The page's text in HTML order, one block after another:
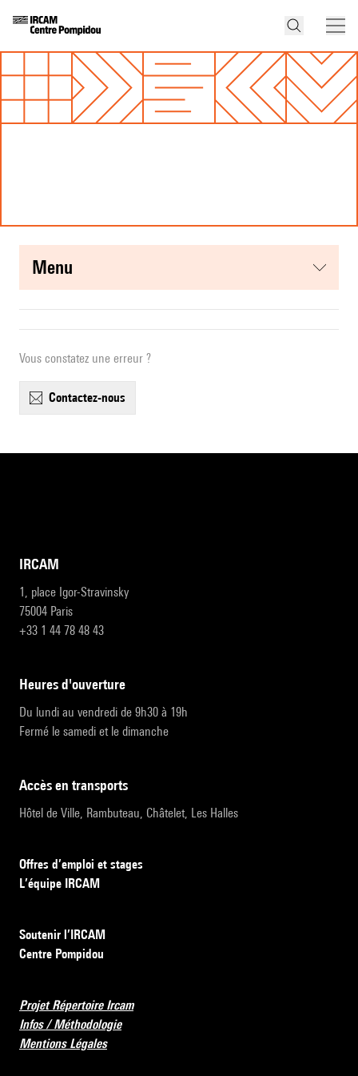
menu
Vous constatez une erreur ?
contactez-nous
IRCAM
1, place Igor-Stravinsky
75004 Paris
+33 1 44 78 48 43
heures d'ouverture
Du lundi au vendredi de 9h30 à 19h
Fermé le samedi et le dimanche
accès en transports
Hôtel de Ville, Rambuteau, Châtelet, Les Halles
Offres d’emploi et stages
L’équipe IRCAM
Soutenir l’IRCAM
Centre Pompidou
Projet Répertoire Ircam
Infos / Méthodologie
Mentions Légales